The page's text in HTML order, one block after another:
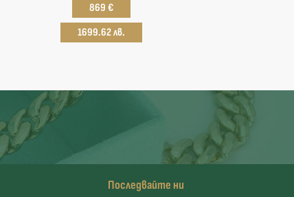
869 €
1699.62 лв.
Последвайте ни